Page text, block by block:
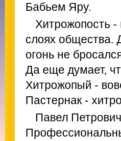
Бабьем Яру.
Хитрожопость -
слоях общества.
огонь не
Да еще думает,
Хитрожопый -
Пастернак -
Павел